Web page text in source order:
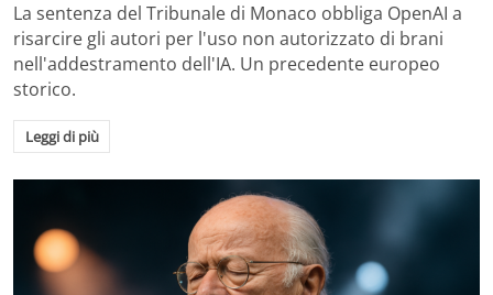
La sentenza del Tribunale di Monaco obbliga OpenAI a
risarcire gli autori per l'uso non autorizzato di brani
nell'addestramento dell'IA. Un precedente europeo
storico.
Leggi di più